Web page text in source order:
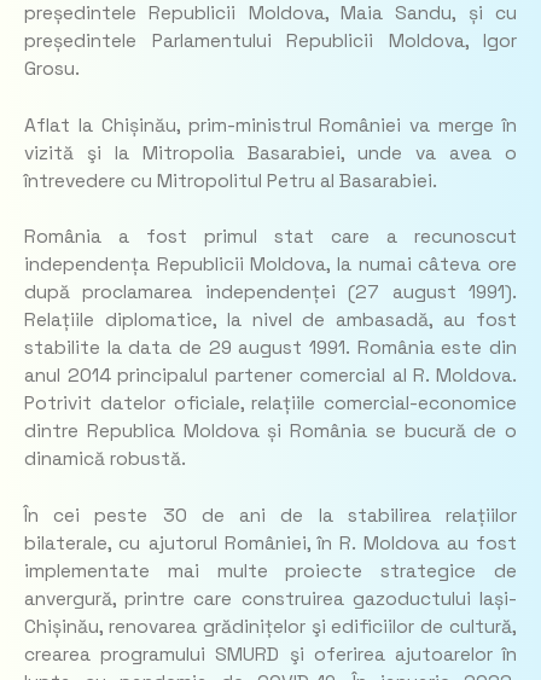
președintele Republicii Moldova, Maia Sandu, și cu
președintele Parlamentului Republicii Moldova, Igor
Grosu.
Aflat la Chișinău, prim-ministrul României va merge în
vizită şi la Mitropolia Basarabiei, unde va avea o
întrevedere cu Mitropolitul Petru al Basarabiei.
România a fost primul stat care a recunoscut
independența Republicii Moldova, la numai câteva ore
după proclamarea independenței (27 august 1991).
Relațiile diplomatice, la nivel de ambasadă, au fost
stabilite la data de 29 august 1991. România este din
anul 2014 principalul partener comercial al R. Moldova.
Potrivit datelor oficiale, relațiile comercial-economice
dintre Republica Moldova și România se bucură de o
dinamică robustă.
În cei peste 30 de ani de la stabilirea relațiilor
bilaterale, cu ajutorul României, în R. Moldova au fost
implementate mai multe proiecte strategice de
anvergură, printre care construirea gazoductului Iași-
Chișinău, renovarea grădinițelor şi edificiilor de cultură,
crearea programului SMURD şi oferirea ajutoarelor în